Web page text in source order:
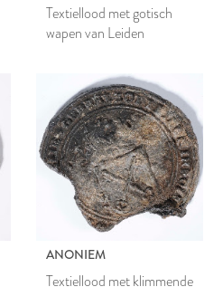
Textiellood met gotisch
wapen van Leiden
ANONIEM
Textiellood met klimmende